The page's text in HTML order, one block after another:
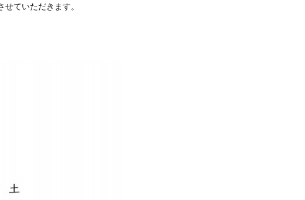
ていただきます。